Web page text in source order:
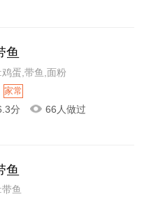
鱼
鸡蛋,带鱼,面粉
家常
分 66人做过
鱼
鱼